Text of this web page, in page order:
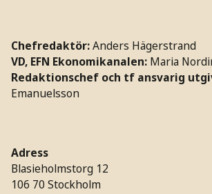
Chefredaktör:Anders Hägerstrand
VD, EFN Ekonomikanalen: Maria
Redaktionschef och tf ansvarig
Emanuelsson
Adress
Blasieholmstorg 12
106 70 Stockholm